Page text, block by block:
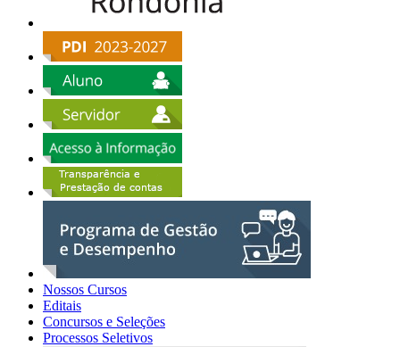
Nossos Cursos
Editais
Concursos e Seleções
Processos Seletivos